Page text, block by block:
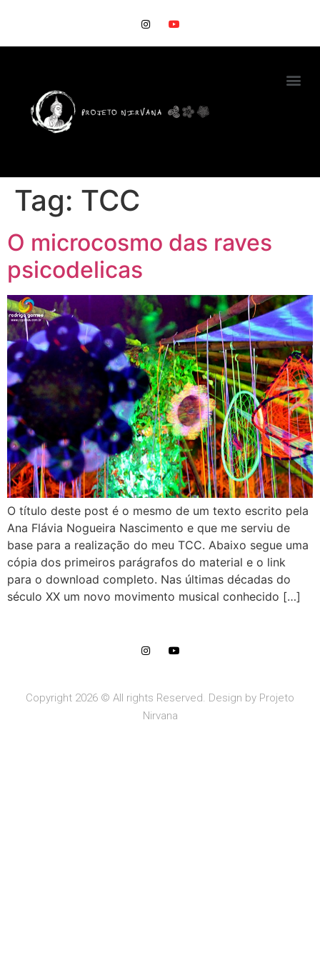
Tag: TCC
O microcosmo das raves
psicodelicas
O título deste post é o mesmo de um texto escrito pela
Ana Flávia Nogueira Nascimento e que me serviu de
base para a realização do meu TCC. Abaixo segue uma
cópia dos primeiros parágrafos do material e o link
para o download completo. Nas últimas décadas do
século XX um novo movimento musical conhecido […]
Copyright 2026 © All rights Reserved. Design by Projeto
Nirvana